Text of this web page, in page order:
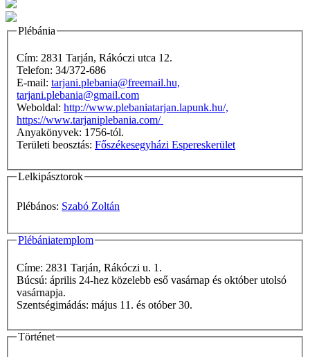
Plébánia
Cím: 2831 Tarján, Rákóczi utca 12.
Telefon: 34/372-686
E-mail: tarjani.plebania@freemail.hu,
tarjani.plebania@gmail.com
Weboldal: http://www.plebaniatarjan.lapunk.hu/,
https://www.tarjaniplebania.com/
Anyakönyvek: 1756-tól.
Területi beosztás: Főszékesegyházi Espereskerület
Lelkipásztorok
Plébános: Szabó Zoltán
Plébániatemplom
Címe: 2831 Tarján, Rákóczi u. 1.
Búcsú: április 24-hez közelebb eső vasárnap és október utolsó
vasárnapja.
Szentségimádás: május 11. és otóber 30.
Történet